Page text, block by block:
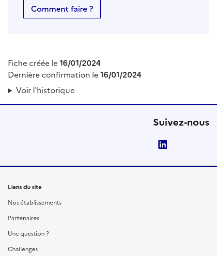
Comment faire ?
Fiche créée le16/01/2024
Dernière confirmation le16/01/2024
Voir l'historique
Suivez-nous
Liens du site
Nos établissements
Partenaires
Une question ?
Challenges